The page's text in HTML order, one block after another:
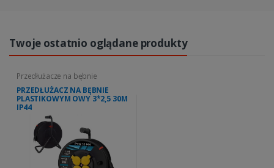
Twoje ostatnio oglądane produkty
Przedłużacze na bębnie
PRZEDŁUŻACZ NA BĘBNIE
PLASTIKOWYM OWY 3*2,5 30M
IP44